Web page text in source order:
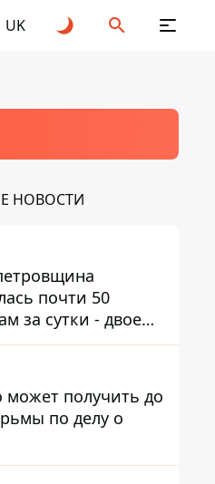
UK
НОВОСТИ
почти 50
за сутки - двое
шесть
может получить до
по делу о